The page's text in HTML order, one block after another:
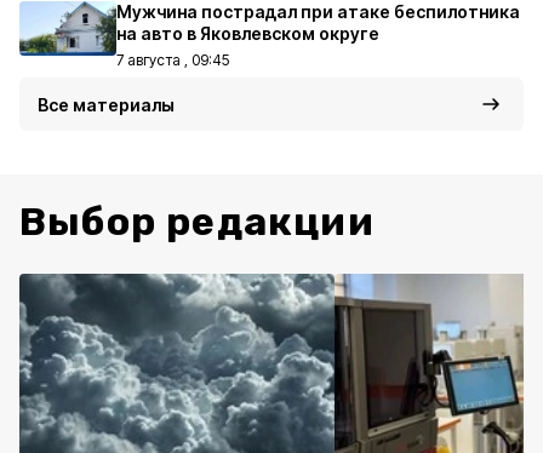
Мужчина пострадал при атаке беспилотника
на авто в Яковлевском округе
7 августа , 09:45
Все материалы
Выбор редакции